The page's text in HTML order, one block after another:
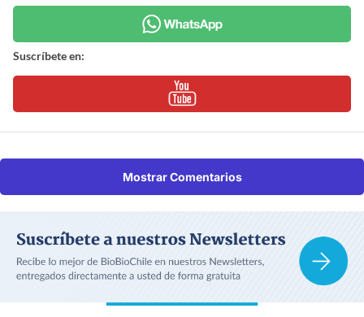
Suscríbete en:
Mostrar Comentarios